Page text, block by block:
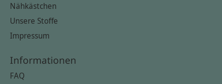
Nähkästchen
Unsere Stoffe
Impressum
Informationen
FAQ